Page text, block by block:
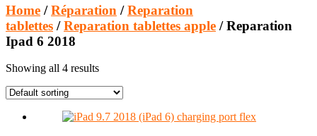
Home /Réparation /Reparation
tablettes /Reparation tablettes apple / Reparation
Ipad 6 2018
Showing all 4 results